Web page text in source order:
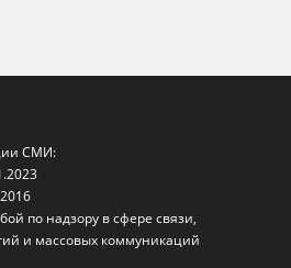
СМИ:
по надзору в сфере связи,
и массовых коммуникаций